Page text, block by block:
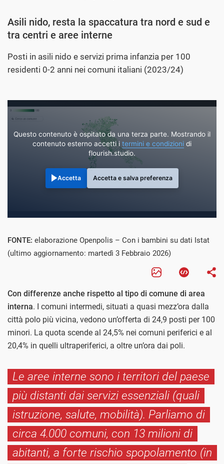
Asili nido, resta la spaccatura tra nord e sud e
tra centri e aree interne
Posti in asili nido e servizi prima infanzia per 100
residenti 0-2 anni nei comuni italiani (2023/24)
Questo contenuto è ospitato da una terza parte. Mostrando il
contenuto esterno accetti i termini e condizioni di
flourish.studio.
Accetta Accetta e salva preferenza
FONTE: elaborazione Openpolis – Con i bambini su dati Istat
(ultimo aggiornamento: martedì 3 Febbraio 2026)
Con differenze anche rispetto al tipo di comune di area
interna. I comuni intermedi, situati a quasi mezz’ora dalla
città polo più vicina, vedono un’offerta di 24,9 posti per 100
minori. La quota scende al 24,5% nei comuni periferici e al
20,4% in quelli ultraperiferici, a oltre un’ora dai poli.
Le aree interne sono i territori del paese
più distanti dai servizi essenziali (quali
istruzione, salute, mobilità). Parliamo di
circa 4.000 comuni, con 13 milioni di
abitanti, a forte rischio spopolamento (in